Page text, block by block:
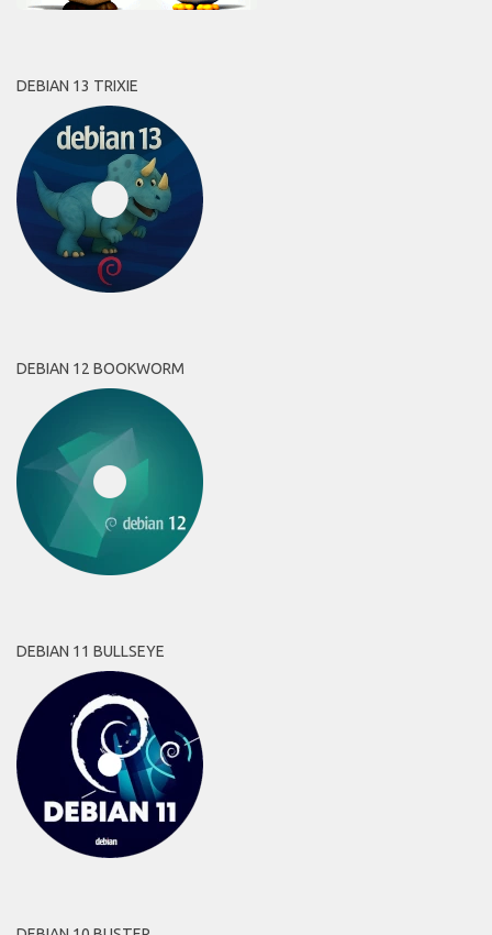
DEBIAN 13 TRIXIE
DEBIAN 12 BOOKWORM
DEBIAN 11 BULLSEYE